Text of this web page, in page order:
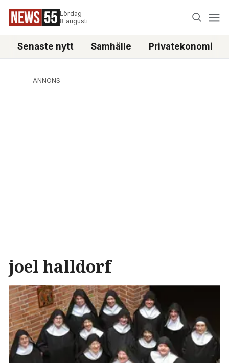
Lördag
8 augusti
Senaste nytt Samhälle Privatekonomi
ANNONS
joel halldorf